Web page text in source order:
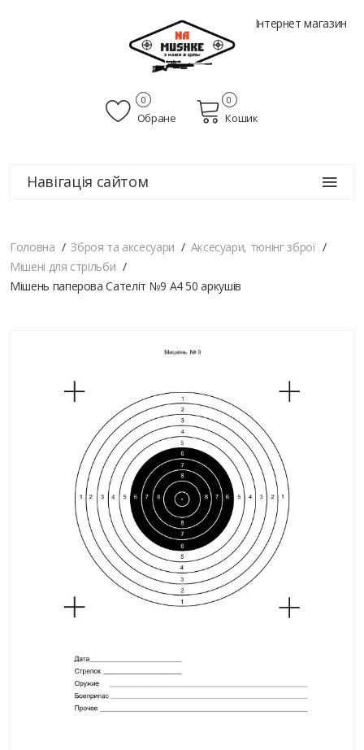
Інтернет магазин
Обране
0
Кошик
0
Навігація сайтом
Головна Зброя та аксесуари
Аксесуари, тюнінг зброї
Мішені для стрільби
Мішень паперова Сателіт №9 А4 50 аркушів